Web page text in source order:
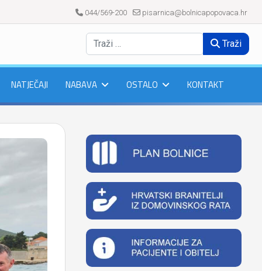
044/569-200 pisarnica@bolnicapopovaca.hr
Traži
NATJEČAJI NABAVA OSTALO KONTAKT